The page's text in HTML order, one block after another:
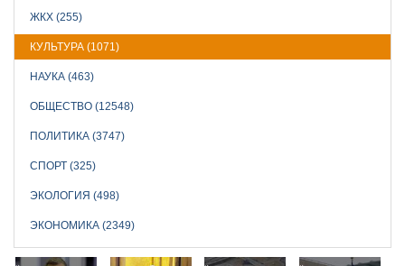
ЖКХ (255)
КУЛЬТУРА (1071)
НАУКА (463)
ОБЩЕСТВО (12548)
ПОЛИТИКА (3747)
СПОРТ (325)
ЭКОЛОГИЯ (498)
ЭКОНОМИКА (2349)